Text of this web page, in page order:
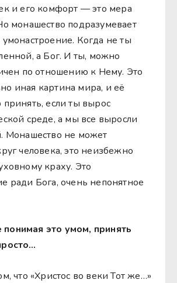
и его комфорт — это мера
монашество подразумевает
Когда не ты
а Бог. И ты, можно
по отношению к Нему. Это
иная картина мира, и её
если ты вырос
среде, а мы все выросли
Монашество не может
человека, это неизбежно
краху. Это
ради Бога, очень непонятное
это умом, принять
что «Христос во веки Тот же…»